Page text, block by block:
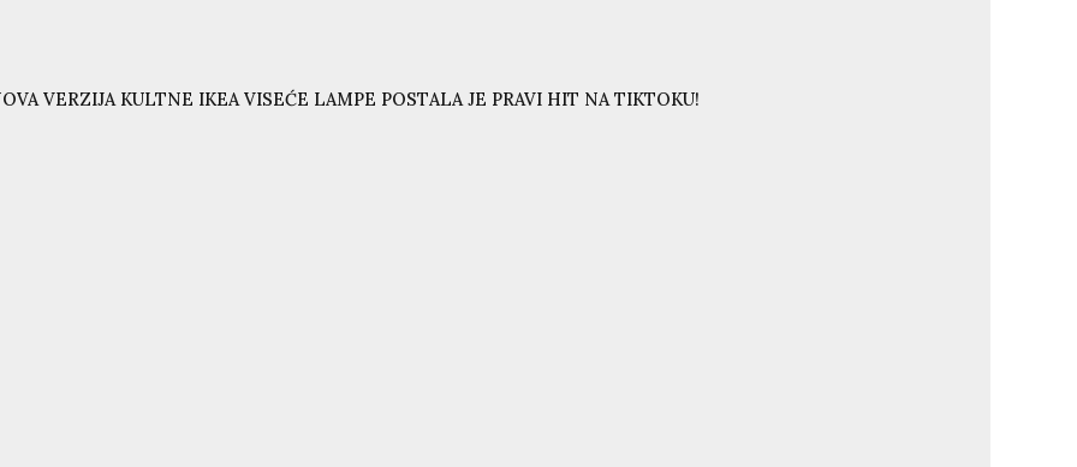
VERZIJA KULTNE IKEA VISEĆE LAMPE POSTALA JE PRAVI HIT NA TIKTOKU!